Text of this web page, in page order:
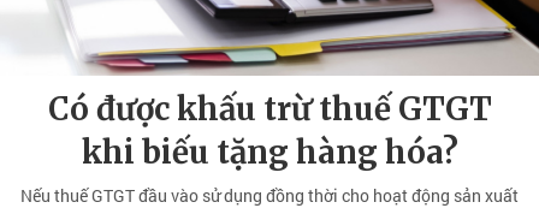
Có được khấu trừ thuế GTGT
khi biếu tặng hàng hóa?
Nếu thuế GTGT đầu vào sử dụng đồng thời cho hoạt động sản xuất